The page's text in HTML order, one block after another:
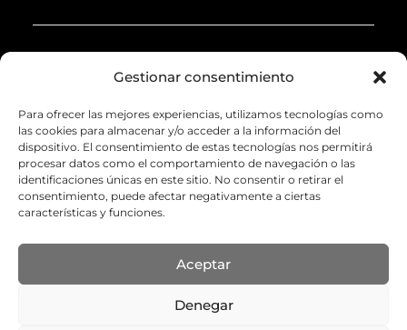
Gestionar consentimiento
Para ofrecer las mejores experiencias, utilizamos tecnologías como
las cookies para almacenar y/o acceder a la información del
dispositivo. El consentimiento de estas tecnologías nos permitirá
procesar datos como el comportamiento de navegación o las
identificaciones únicas en este sitio. No consentir o retirar el
consentimiento, puede afectar negativamente a ciertas
características y funciones.
Aceptar
Denegar
Política de privacidad
Política de cookies (UE)
Política de envíos y devoluciones